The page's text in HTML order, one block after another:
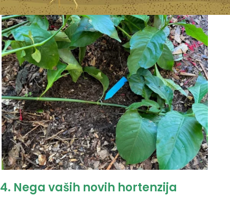
4. Nega vaših novih hortenzija